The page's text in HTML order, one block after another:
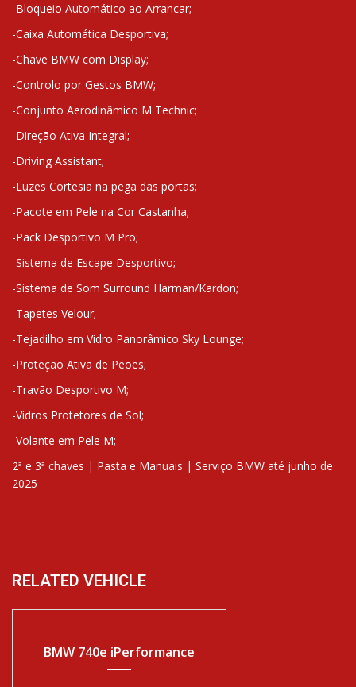
-Bloqueio Automático ao Arrancar;
-Caixa Automática Desportiva;
-Chave BMW com Display;
-Controlo por Gestos BMW;
-Conjunto Aerodinâmico M Technic;
-Direção Ativa Integral;
-Driving Assistant;
-Luzes Cortesia na pega das portas;
-Pacote em Pele na Cor Castanha;
-Pack Desportivo M Pro;
-Sistema de Escape Desportivo;
-Sistema de Som Surround Harman/Kardon;
-Tapetes Velour;
-Tejadilho em Vidro Panorâmico Sky Lounge;
-Proteção Ativa de Peões;
-Travão Desportivo M;
-Vidros Protetores de Sol;
-Volante em Pele M;
2ª e 3ª chaves | Pasta e Manuais | Serviço BMW até junho de
2025
RELATED VEHICLE
BMW 740e iPerformance